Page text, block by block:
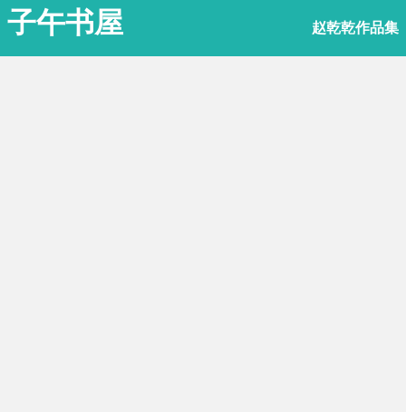
子午书屋 赵乾乾作品集